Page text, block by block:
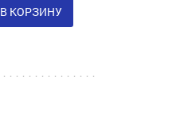
В КОРЗИНУ